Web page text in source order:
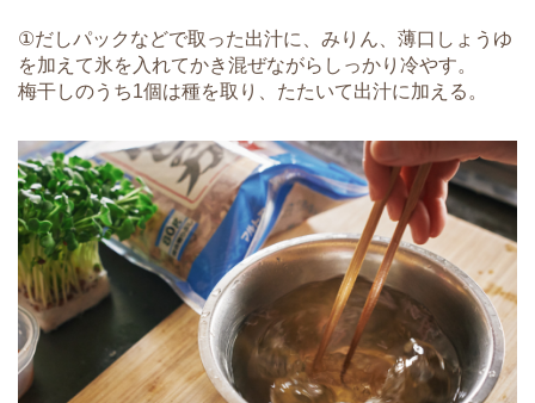
①だしパックなどで取った出汁に、みりん、薄口しょうゆ
を加えて氷を入れてかき混ぜながらしっかり冷やす。
梅干しのうち1個は種を取り、たたいて出汁に加える。